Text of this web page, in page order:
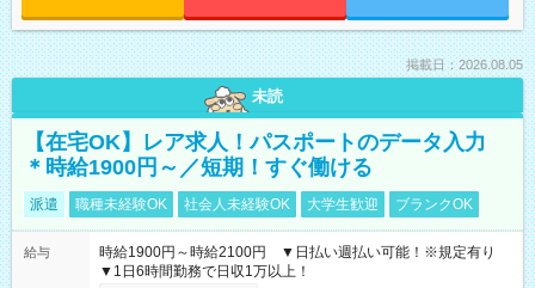
掲載日：2026.08.05
未読
【在宅OK】レア求人！パスポートのデータ入力
＊時給1900円～／短期！すぐ働ける
派遣 職種未経験OK 社会人未経験OK 大学生歓迎 ブランクOK
給与
時給1900円～時給2100円 ▼日払い週払い可能！※規定有り
▼1日6時間勤務で日収1万以上！